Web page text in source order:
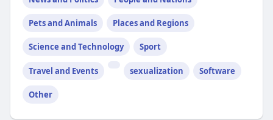
Pets and Animals Places and Regions
Science and Technology Sport
Travel and Events sexualization Software
Other